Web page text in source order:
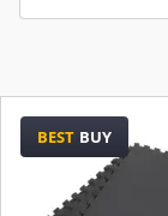
BEST BUY